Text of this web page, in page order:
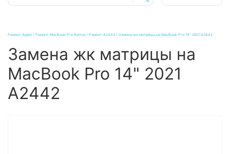
Ремонт Apple / Ремонт MacBook Pro Retina / Ремонт А2442 / Замена жк матрицы на MacBook Pro 14" 2021 A2442
Замена жк матрицы на
MacBook Pro 14" 2021
A2442